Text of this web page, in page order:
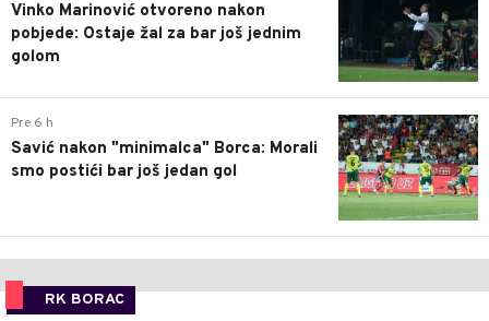
Vinko Marinović otvoreno nakon
pobjede: Ostaje žal za bar još jednim
golom
0
Pre 6 h
Savić nakon "minimalca" Borca: Morali
smo postići bar još jedan gol
RK BORAC